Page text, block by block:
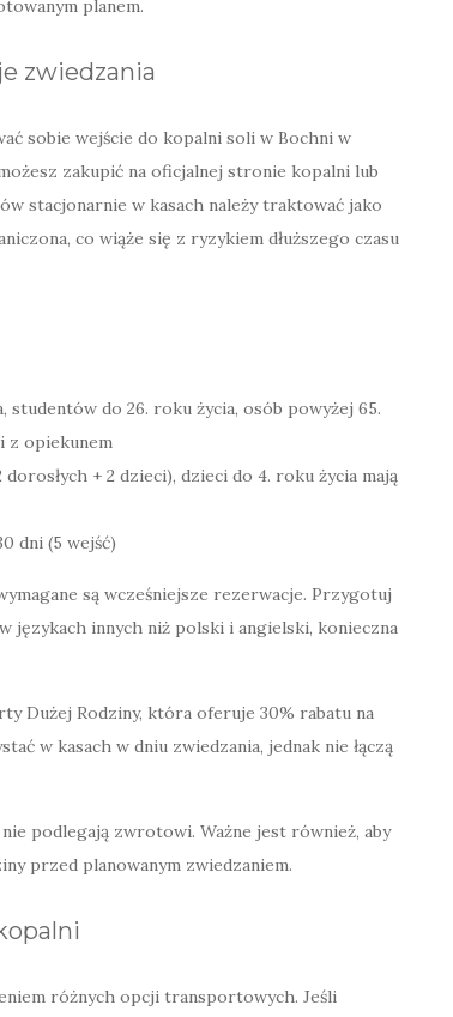
planem.
zwiedzania
sobie wejście do kopalni soli w Bochni w
zakupić na oficjalnej stronie kopalni lub
stacjonarnie w kasach należy traktować jako
co wiąże się z ryzykiem dłuższego czasu
studentów do 26. roku życia, osób powyżej 65.
z opiekunem
dorosłych + 2 dzieci), dzieci do 4. roku życia mają
dni (5 wejść)
są wcześniejsze rezerwacje. Przygotuj
językach innych niż polski i angielski, konieczna
Dużej Rodziny, która oferuje 30% rabatu na
w kasach w dniu zwiedzania, jednak nie łączą
podlegają zwrotowi. Ważne jest również, aby
przed planowanym zwiedzaniem.
różnych opcji transportowych. Jeśli